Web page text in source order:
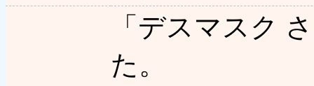
「デスマスク
た。